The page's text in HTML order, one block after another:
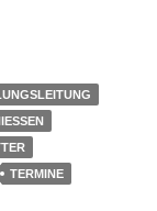
TERMINE